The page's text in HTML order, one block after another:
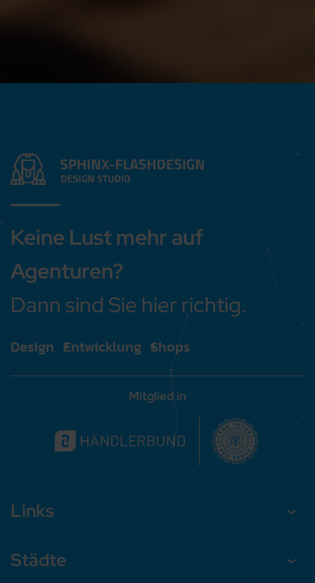
Keine Lust mehr auf
Agenturen?
Dann sind Sie hier richtig.
Design Entwicklung Shops
Mitglied in
Links
Städte